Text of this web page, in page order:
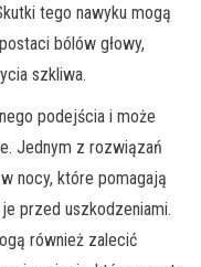
tego nawyku mogą
bólów głowy,
szkliwa.
podejścia i może
Jednym z rozwiązań
nocy, które pomagają
przed uszkodzeniami.
również zalecić